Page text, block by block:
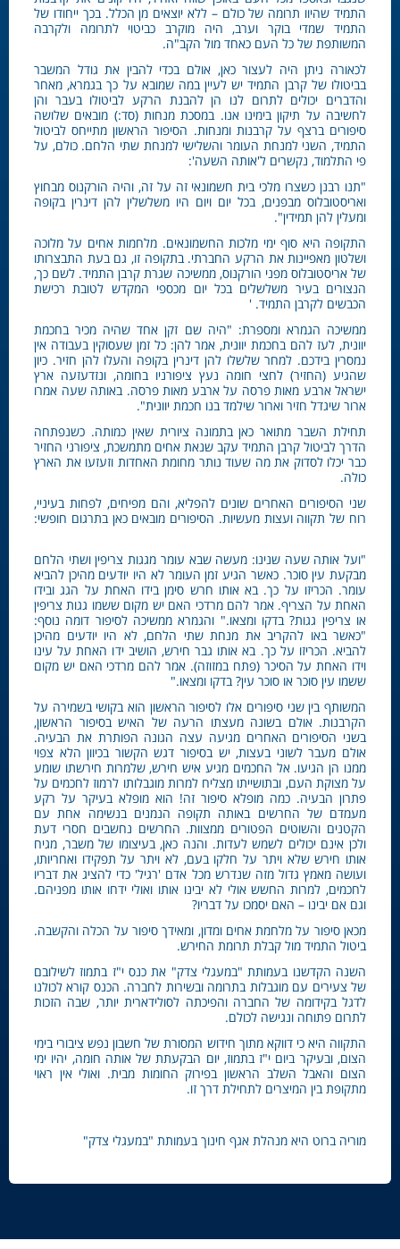
התמיד שהיוו תרומה של כולם – ללא יוצאים מן הכלל. בכך ייחודו של
התמיד שמדי בוקר וערב, היה מוקרב כביטוי לתרומה ולקרבה
המשותפת של כל העם כאחד מול הקב"ה.
לכאורה ניתן היה לעצור כאן, אולם בכדי להבין את גודל המשבר
בביטולו של קרבן התמיד יש לעיין במה שמובא על כך בגמרא, מאחר
והדברים יכולים לתרום לנו הן להבנת הרקע לביטולו בעבר והן
לחשיבה על תיקון בימינו אנו. במסכת מנחות (סד:) מובאים שלושה
סיפורים ברצף על קרבנות ומנחות. הסיפור הראשון מתייחס לביטול
התמיד, השני למנחת העומר והשלישי למנחת שתי הלחם. כולם, על
פי התלמוד, נקשרים ל'אותה השעה':
"תנו רבנן כשצרו מלכי בית חשמונאי זה על זה, והיה הורקנוס מבחוץ
ואריסטובלוס מבפנים, בכל יום ויום היו משלשלין להן דינרין בקופה
ומעלין להן תמידין".
התקופה היא סוף ימי מלכות החשמונאים. מלחמות אחים על מלוכה
ושלטון מאפיינות את הרקע החברתי. בתקופה זו, גם בעת התבצרותו
של אריסטובלוס מפני הורקנוס, ממשיכה שגרת קרבן התמיד. לשם כך,
הנצורים בעיר משלשלים בכל יום מכספי המקדש לטובת רכישת
הכבשים לקרבן התמיד. '
ממשיכה הגמרא ומספרת: "היה שם זקן אחד שהיה מכיר בחכמת
יוונית, לעז להם בחכמת יוונית, אמר להן: כל זמן שעסוקין בעבודה אין
נמסרין בידכם. למחר שלשלו להן דינרין בקופה והעלו להן חזיר. כיון
שהגיע (החזיר) לחצי חומה נעץ ציפורניו בחומה, ונזדעזעה ארץ
ישראל ארבע מאות פרסה על ארבע מאות פרסה. באותה שעה אמרו
ארור שיגדל חזיר וארור שילמד בנו חכמת יוונית".
תחילת השבר מתואר כאן בתמונה ציורית שאין כמותה. כשנפתחה
הדרך לביטול קרבן התמיד עקב שנאת אחים מתמשכת, ציפורני החזיר
כבר יכלו לסדוק את מה שעוד נותר מחומת האחדות וזעזעו את הארץ
כולה.
שני הסיפורים האחרים שונים להפליא, והם מפיחים, לפחות בעיניי,
רוח של תקווה ועצות מעשיות. הסיפורים מובאים כאן בתרגום חופשי:
"ועל אותה שעה שנינו: מעשה שבא עומר מגגות צריפין ושתי הלחם
מבקעת עין סוכר. כאשר הגיע זמן העומר לא היו יודעים מהיכן להביא
עומר. הכריזו על כך. בא אותו חרש סימן בידו האחת על הגג ובידו
האחת על הצריף. אמר להם מרדכי האם יש מקום ששמו גגות צריפין
או צריפין גגות? בדקו ומצאו." והגמרא ממשיכה לסיפור דומה נוסף:
"כאשר באו להקריב את מנחת שתי הלחם, לא היו יודעים מהיכן
להביא. הכריזו על כך. בא אותו גבר חירש, הושיב ידו האחת על עינו
וידו האחת על הסיכר (פתח במזוזה). אמר להם מרדכי האם יש מקום
ששמו עין סוכר או סוכר עין? בדקו ומצאו."
המשותף בין שני סיפורים אלו לסיפור הראשון הוא בקושי בשמירה על
הקרבנות. אולם בשונה מעצתו הרעה של האיש בסיפור הראשון,
בשני הסיפורים האחרים מגיעה עצה הגונה הפותרת את הבעיה.
אולם מעבר לשוני בעצות, יש בסיפור דגש הקשור בכיוון הלא צפוי
ממנו הן הגיעו. אל החכמים מגיע איש חירש, שלמרות חירשתו שומע
על מצוקת העם, ובתושייתו מצליח למרות מוגבלותו לרמוז לחכמים על
פתרון הבעיה. כמה מופלא סיפור זה! הוא מופלא בעיקר על רקע
מעמדם של החרשים באותה תקופה הנמנים בנשימה אחת עם
הקטנים והשוטים הפטורים ממצוות. החרשים נחשבים חסרי דעת
ולכן אינם יכולים לשמש לעדות. והנה כאן, בעיצומו של משבר, מגיח
אותו חירש שלא ויתר על חלקו בעם, לא ויתר על תפקידו ואחריותו,
ועושה מאמץ גדול מזה שנדרש מכל אדם 'רגיל' כדי להציג את דבריו
לחכמים, למרות החשש אולי לא יבינו אותו ואולי ידחו אותו מפניהם.
וגם אם יבינו – האם יסמכו על דבריו?
מכאן סיפור על מלחמת אחים ומדון, ומאידך סיפור על הכלה והקשבה.
ביטול התמיד מול קבלת תרומת החירש.
השנה הקדשנו בעמותת "במעגלי צדק" את כנס י"ז בתמוז לשילובם
של צעירים עם מוגבלות בתרומה ובשירות לחברה. הכנס קורא לכולנו
לדגל בקידומה של החברה והפיכתה לסולידארית יותר, שבה הזכות
לתרום פתוחה ונגישה לכולם.
התקווה היא כי דווקא מתוך חידוש המסורת של חשבון נפש ציבורי בימי
הצום, ובעיקר ביום י"ז בתמוז, יום הבקעתת של אותה חומה, יהיו ימי
הצום והאבל השלב הראשון בפירוק החומות מבית. ואולי אין ראוי
מתקופת בין המיצרים לתחילת דרך זו.
מוריה ברוט היא מנהלת אגף חינוך בעמותת "במעגלי צדק"